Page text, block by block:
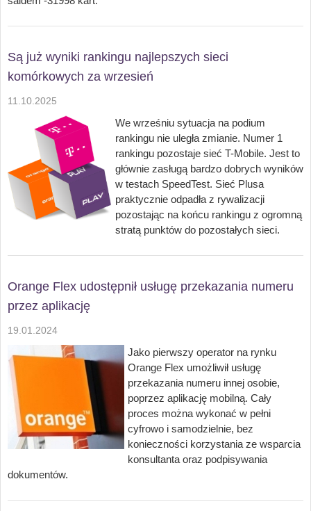
Są już wyniki rankingu najlepszych sieci
komórkowych za wrzesień
11.10.2025
We wrześniu sytuacja na podium
rankingu nie uległa zmianie. Numer 1
rankingu pozostaje sieć T-Mobile. Jest to
głównie zasługą bardzo dobrych wyników
w testach SpeedTest. Sieć Plusa
praktycznie odpadła z rywalizacji
pozostając na końcu rankingu z ogromną
stratą punktów do pozostałych sieci.
Orange Flex udostępnił usługę przekazania numeru
przez aplikację
19.01.2024
Jako pierwszy operator na rynku
Orange Flex umożliwił usługę
przekazania numeru innej osobie,
poprzez aplikację mobilną. Cały
proces można wykonać w pełni
cyfrowo i samodzielnie, bez
konieczności korzystania ze wsparcia
konsultanta oraz podpisywania
dokumentów.